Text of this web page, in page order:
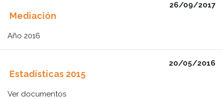
26/09/2017
Mediación
Año 2016
20/05/2016
Estadísticas 2015
Ver documentos